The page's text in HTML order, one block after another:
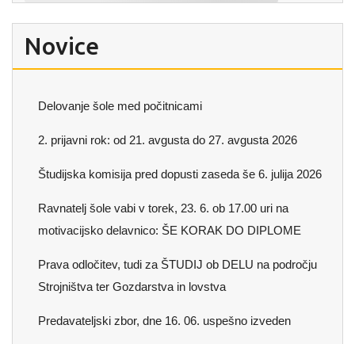
Novice
Delovanje šole med počitnicami
2. prijavni rok: od 21. avgusta do 27. avgusta 2026
Študijska komisija pred dopusti zaseda še 6. julija 2026
Ravnatelj šole vabi v torek, 23. 6. ob 17.00 uri na
motivacijsko delavnico: ŠE KORAK DO DIPLOME
Prava odločitev, tudi za ŠTUDIJ ob DELU na področju
Strojništva ter Gozdarstva in lovstva
Predavateljski zbor, dne 16. 06. uspešno izveden